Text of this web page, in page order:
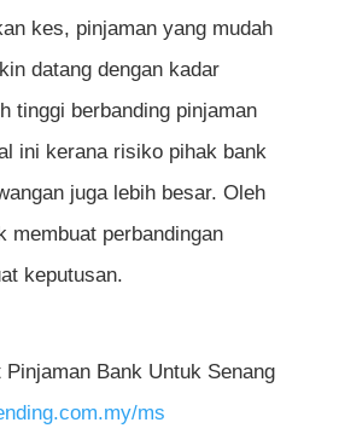
kes, pinjaman yang mudah
datang dengan kadar
tinggi berbanding pinjaman
ini kerana risiko pihak bank
juga lebih besar. Oleh
membuat perbandingan
keputusan.
Pinjaman Bank Untuk Senang
ms